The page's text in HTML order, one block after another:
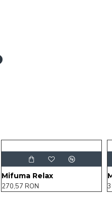
Mifuma Relax
270,57 RON